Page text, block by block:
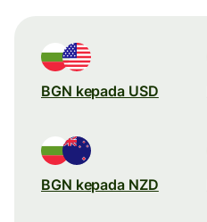
BGN kepada USD
BGN kepada NZD